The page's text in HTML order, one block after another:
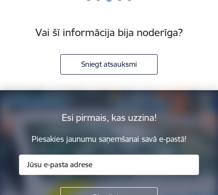
Vai šī informācija bija noderīga?
Sniegt atsauksmi
Esi pirmais, kas uzzina!
Piesakies jaunumu saņemšanai savā e-pastā!